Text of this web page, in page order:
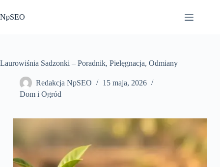
do
treści
NpSEO
Laurowiśnia Sadzonki – Poradnik, Pielęgnacja, Odmiany
Redakcja NpSEO
15 maja, 2026
Dom i Ogród